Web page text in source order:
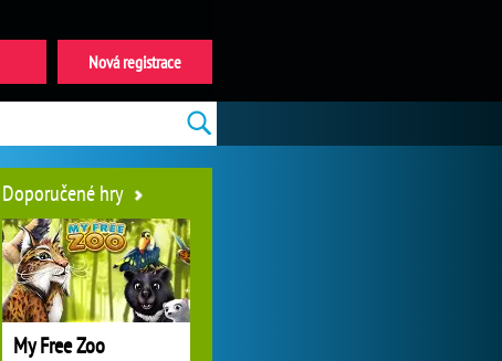
Doporučené hry
My Free Zoo
Nová registrace